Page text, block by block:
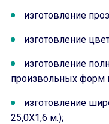
изготовление
изготовление
изготовление
произвольных форм
изготовление
25,0Х1,6 м.);